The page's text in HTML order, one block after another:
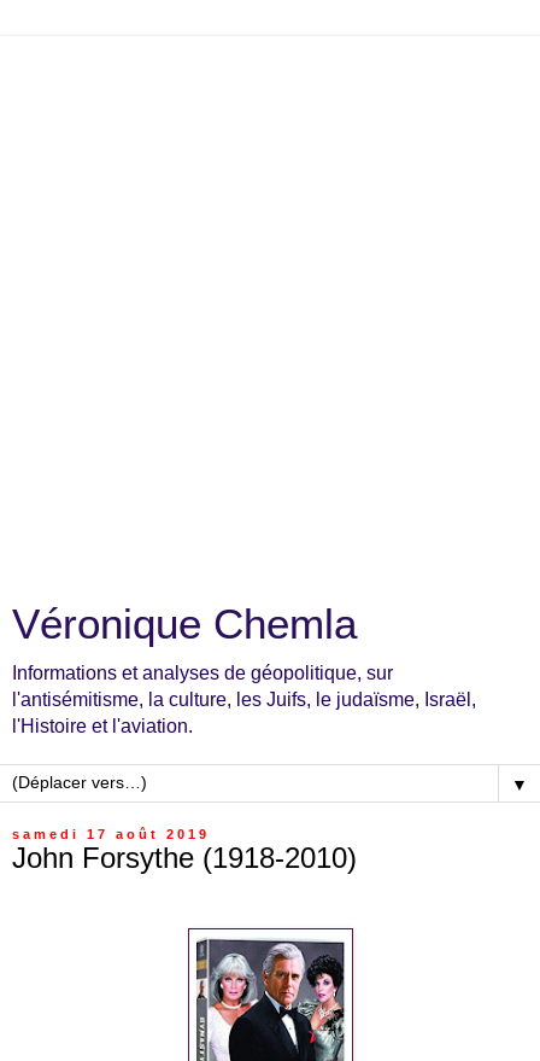
Véronique Chemla
Informations et analyses de géopolitique, sur
l'antisémitisme, la culture, les Juifs, le judaïsme, Israël,
l'Histoire et l'aviation.
▼
samedi 17 août 2019
John Forsythe (1918-2010)